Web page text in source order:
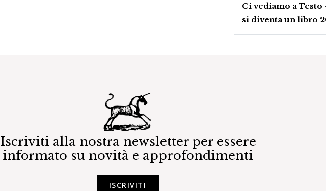
Ci vediamo a Testo
si diventa un libro
Iscriviti alla nostra newsletter per essere
informato su novità e approfondimenti
ISCRIVITI